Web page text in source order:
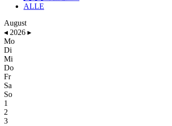
ALLE
August
◂ 2026 ▸
Mo
Di
Mi
Do
Fr
Sa
So
1
2
3